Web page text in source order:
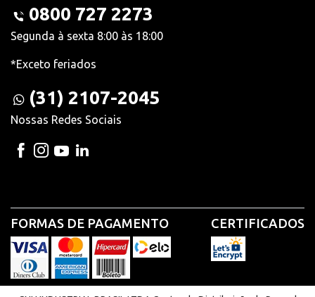
0800 727 2273
Segunda à sexta 8:00 às 18:00
*Exceto feriados
(31) 2107-2045
Nossas Redes Sociais
FORMAS DE PAGAMENTO CERTIFICADOS